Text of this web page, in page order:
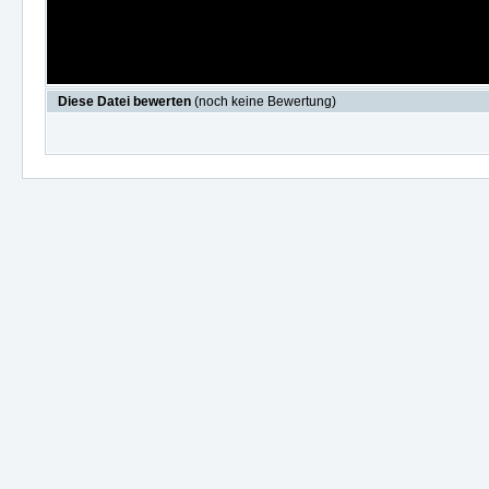
Diese Datei bewerten (noch keine Bewertung)